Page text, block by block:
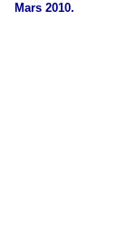
Mars 2010.